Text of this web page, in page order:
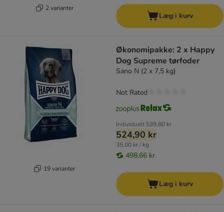
2 varianter
Læg i kurv
19 varianter
Økonomipakke: 2 x Happy
Dog Supreme tørfoder
Sano N (2 x 7,5 kg)
Individuelt 539,80 kr
524,90 kr
35,00 kr / kg
498,66 kr
Not Rated
Læg i kurv